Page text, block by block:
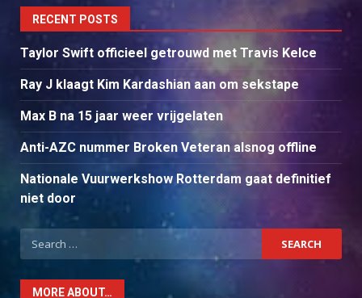
RECENT POSTS
Taylor Swift officieel getrouwd met Travis Kelce
Ray J klaagt Kim Kardashian aan om sekstape
Max B na 15 jaar weer vrijgelaten
Anti-AZC nummer Broken Veteran alsnog offline
Nationale Vuurwerkshow Rotterdam gaat definitief
niet door
Search
for:
MORE ABOUT…